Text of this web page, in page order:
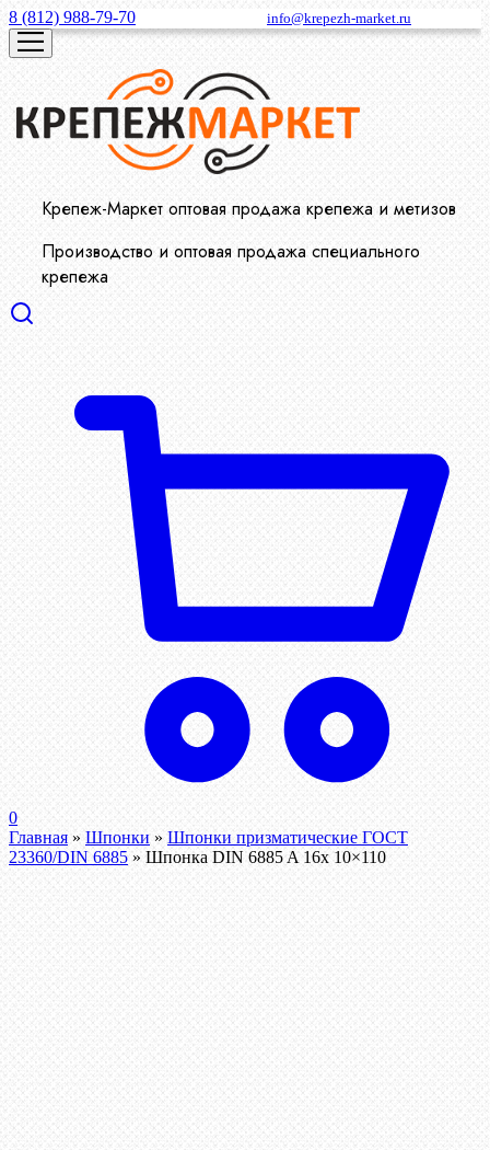
8 (812) 988-79-70 info@krepezh-market.ru
Крепеж-Маркет оптовая продажа крепежа и метизов
Производство и оптовая продажа специального
крепежа
0
Главная » Шпонки » Шпонки призматические ГОСТ
23360/DIN 6885 » Шпонка DIN 6885 A 16x 10×110